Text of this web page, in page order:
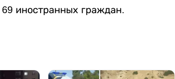
иностранных граждан.